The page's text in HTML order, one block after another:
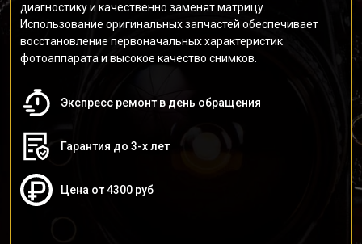
диагностику и качественно заменят матрицу.
Использование оригинальных запчастей обеспечивает
восстановление первоначальных характеристик
фотоаппарата и высокое качество снимков.
Экспресс ремонт в день обращения
Гарантия до 3-х лет
Цена от 4300 руб